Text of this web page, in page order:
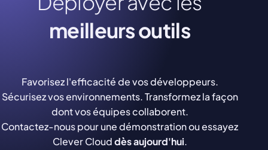
meilleurs outils
Favorisez l'efficacité de vos développeurs.
Sécurisez vos environnements. Transformez la façon
dont vos équipes collaborent.
Contactez-nous pour une démonstration ou essayez
Clever Clouddès aujourd'hui.